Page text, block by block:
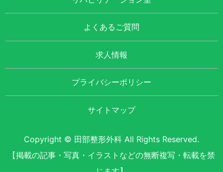
よくあるご質問
求人情報
プライバシーポリシー
サイトマップ
Copyright © 田部整形外科 All Rights Reserved.
【掲載の記事・写真・イラストなどの無断複写・転載を禁